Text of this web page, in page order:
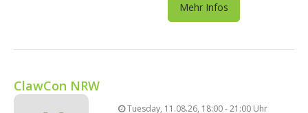
Mehr Infos
ClawCon NRW
Tuesday, 11.08.26, 18:00 - 21:00 Uhr